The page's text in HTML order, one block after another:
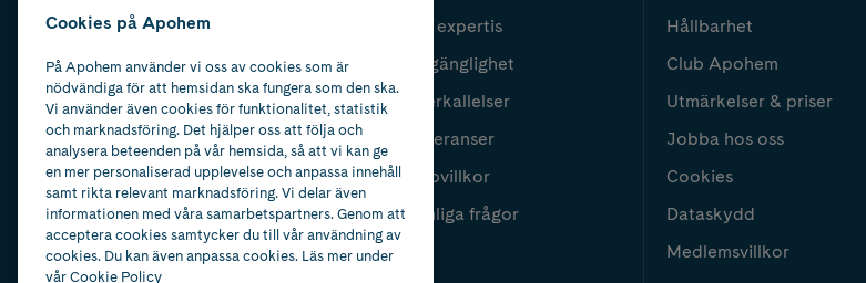
Vår expertis
Tillgänglighet
Återkallelser
Leveranser
Köpvillkor
Vanliga frågor
Hållbarhet
Club Apohem
Utmärkelser & priser
Jobba hos oss
Cookies
Dataskydd
Medlemsvillkor
Cookies på Apohem
På Apohem använder vi oss av cookies som är
nödvändiga för att hemsidan ska fungera som den ska.
Vi använder även cookies för funktionalitet, statistik
och marknadsföring. Det hjälper oss att följa och
analysera beteenden på vår hemsida, så att vi kan ge
en mer personaliserad upplevelse och anpassa innehåll
samt rikta relevant marknadsföring. Vi delar även
informationen med våra samarbetspartners. Genom att
acceptera cookies samtycker du till vår användning av
cookies. Du kan även anpassa cookies. Läs mer under
vårCookie Policy